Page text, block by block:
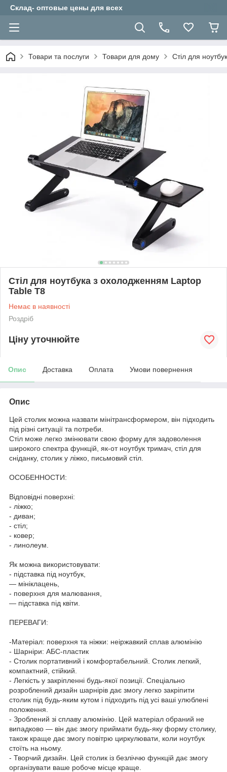
Склад- оптовые цены для всех
Товари та послуги Товари для дому Стіл для
Стіл для ноутбука з охолодженням Laptop
Table T8
Немає в наявності
Роздріб
Ціну уточнюйте
Опис Доставка Оплата Умови повернення
Опис
Цей столик можна назвати мінітрансформером, він підходить
під різні ситуації та потреби.
Стіл може легко змінювати свою форму для задоволення
широкого спектра функцій, як-от ноутбук тримач, стіл для
сніданку, столик у ліжко, письмовий стіл.
ОСОБЕННОСТИ:
Відповідні поверхні:
- ліжко;
- диван;
- стіл;
- ковер;
- линолеум.
Як можна використовувати:
- підставка під ноутбук,
— мініклацень,
- поверхня для малювання,
— підставка під квіти.
ПЕРЕВАГИ:
-Матеріал: поверхня та ніжки: неіржавкий сплав алюмінію
- Шарніри: АБС-пластик
- Столик портативний і комфортабельний. Столик легкий,
компактний, стійкий.
- Легкість у закріпленні будь-якої позиції. Спеціально
розроблений дизайн шарнірів дає змогу легко закріпити
столик під будь-яким кутом і підходить під усі ваші улюблені
положення.
- Зроблений зі сплаву алюмінію. Цей матеріал обраний не
випадково — він дає змогу приймати будь-яку форму столику,
також краще дає змогу повітрю циркулювати, коли ноутбук
стоїть на ньому.
- Творчий дизайн. Цей столик із безліччю функцій дає змогу
організувати ваше робоче місце краще.